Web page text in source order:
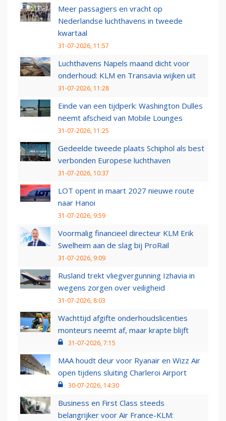
Meer passagiers en vracht op
Nederlandse luchthavens in tweede
kwartaal
31-07-2026, 11:57
Luchthavens Napels maand dicht voor
onderhoud: KLM en Transavia wijken uit
31-07-2026, 11:28
Einde van een tijdperk: Washington Dulles
neemt afscheid van Mobile Lounges
31-07-2026, 11:25
Gedeelde tweede plaats Schiphol als best
verbonden Europese luchthaven
31-07-2026, 10:37
LOT opent in maart 2027 nieuwe route
naar Hanoi
31-07-2026, 9:59
Voormalig financieel directeur KLM Erik
Swelheim aan de slag bij ProRail
31-07-2026, 9:09
Rusland trekt vliegvergunning Izhavia in
wegens zorgen over veiligheid
31-07-2026, 8:03
Wachttijd afgifte onderhoudslicenties
monteurs neemt af, maar krapte blijft
31-07-2026, 7:15
MAA houdt deur voor Ryanair en Wizz Air
open tijdens sluiting Charleroi Airport
30-07-2026, 14:30
Business en First Class steeds
belangrijker voor Air France-KLM: